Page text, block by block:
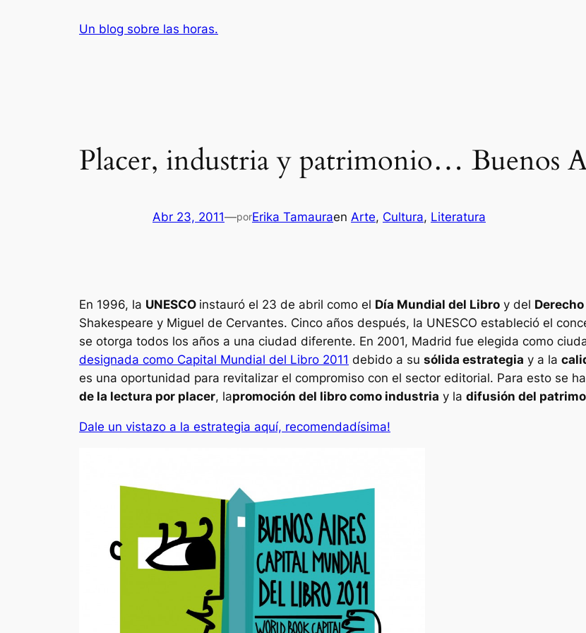
Un blog sobre las horas.
Placer, industria y patrimonio… Buenos
Abr 23, 2011—porErika Tamauraen Arte, Cultura, Literatura
En 1996, la UNESCO instauró el 23 de abril como el Día Mundial del Libro y del
Shakespeare y Miguel de Cervantes. Cinco años después, la UNESCO estableció el
se otorga todos los años a una ciudad diferente. En 2001, Madrid fue elegida como
designada como Capital Mundial del Libro 2011 debido a su sólida estrategia y a la
es una oportunidad para revitalizar el compromiso con el sector editorial. Para esto se
de la lectura por placer, lapromoción del libro como industria y la difusión del
Dale un vistazo a la estrategia aquí, recomendadísima!